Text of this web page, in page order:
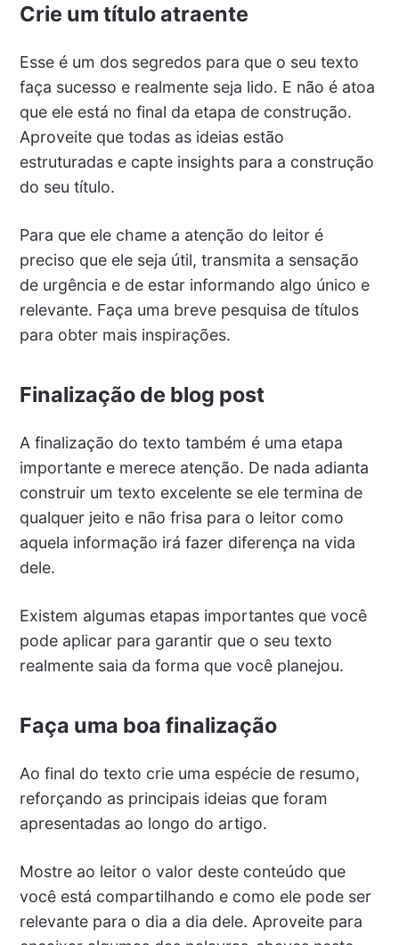
Crie um título atraente
Esse é um dos segredos para que o seu texto
faça sucesso e realmente seja lido. E não é atoa
que ele está no final da etapa de construção.
Aproveite que todas as ideias estão
estruturadas e capte insights para a construção
do seu título.
Para que ele chame a atenção do leitor é
preciso que ele seja útil, transmita a sensação
de urgência e de estar informando algo único e
relevante. Faça uma breve pesquisa de títulos
para obter mais inspirações.
Finalização de blog post
A finalização do texto também é uma etapa
importante e merece atenção. De nada adianta
construir um texto excelente se ele termina de
qualquer jeito e não frisa para o leitor como
aquela informação irá fazer diferença na vida
dele.
Existem algumas etapas importantes que você
pode aplicar para garantir que o seu texto
realmente saia da forma que você planejou.
Faça uma boa finalização
Ao final do texto crie uma espécie de resumo,
reforçando as principais ideias que foram
apresentadas ao longo do artigo.
Mostre ao leitor o valor deste conteúdo que
você está compartilhando e como ele pode ser
relevante para o dia a dia dele. Aproveite para